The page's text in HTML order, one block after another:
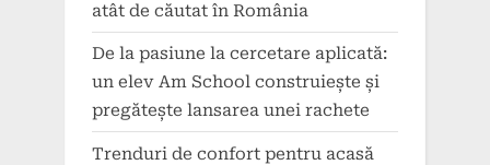
atât de căutat în România
De la pasiune la cercetare aplicată:
un elev Am School construiește și
pregătește lansarea unei rachete
Trenduri de confort pentru acasă